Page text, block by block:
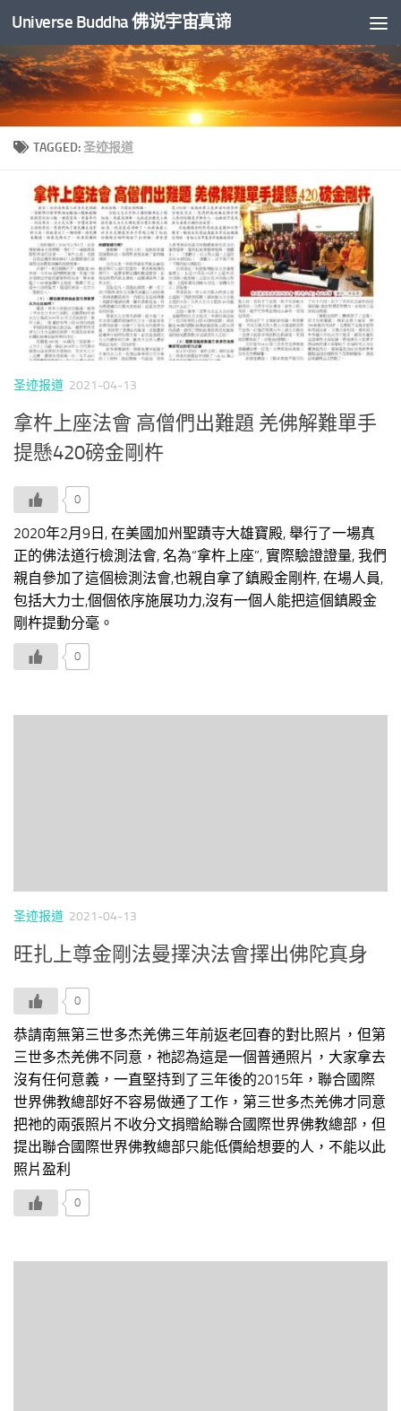
Skip to content
Universe Buddha 佛说宇宙真谛
TAGGED:圣迹报道
圣迹报道 2021-04-13
拿杵上座法會 高僧們出難題 羌佛解難單手
提懸420磅金剛杵
0
2020年2月9日, 在美國加州聖蹟寺大雄寶殿, 舉行了一場真
正的佛法道行檢測法會, 名為“拿杵上座”, 實際驗證證量, 我們
親自參加了這個檢測法會,也親自拿了鎮殿金剛杵, 在場人員,
包括大力士,個個依序施展功力,沒有一個人能把這個鎮殿金
剛杵提動分毫。
0
圣迹报道 2021-04-13
旺扎上尊金剛法曼擇決法會擇出佛陀真身
0
恭請南無第三世多杰羌佛三年前返老回春的對比照片，但第
三世多杰羌佛不同意，祂認為這是一個普通照片，大家拿去
沒有任何意義，一直堅持到了三年後的2015年，聯合國際
世界佛教總部好不容易做通了工作，第三世多杰羌佛才同意
把祂的兩張照片不收分文捐贈給聯合國際世界佛教總部，但
提出聯合國際世界佛教總部只能低價給想要的人，不能以此
照片盈利
0